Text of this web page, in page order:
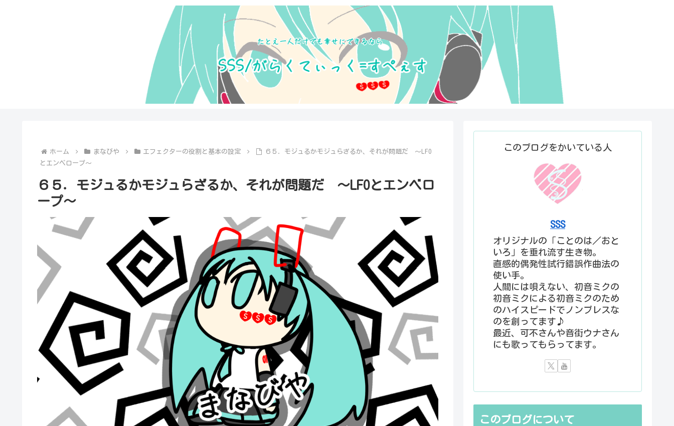
ホーム まなびや エフェクターの役割と基本の設定
６５．モジュるかモジュらざるか、それが問題だ ～LFO
とエンベロープ～
６５．モジュるかモジュらざるか、それが問題だ ～LFOとエンベロ
ープ～
このブログをかいている人
SSS
オリジナルの「ことのは／おと
いろ」を垂れ流す生き物。
直感的偶発性試行錯誤作曲法の
使い手。
人間には唄えない、初音ミクの
初音ミクによる初音ミクのため
のハイスピードでノンブレスな
のを創ってます♪
最近、可不さんや音街ウナさん
にも歌ってもらってます。
このブログについて